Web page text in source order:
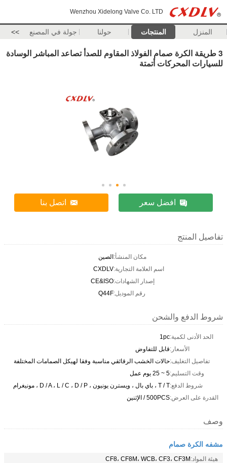
Wenzhou Xidelong Valve Co. LTD
المنزل المنتجات حولنا جولة في المصنع >>
3 طريقة الكرة صمام الفولاذ المقاوم للصدأ تصاعد المباشر الوسادة
للسيارات المحركات أتمتة
افضل سعر اتصل بنا
تفاصيل المنتج
مكان المنشأ:الصين
اسم العلامة التجارية:CXDLV
إصدار الشهادات:CE&ISO
رقم الموديل:Q44F
شروط الدفع والشحن
الحد الأدنى لكمية:1pc
الأسعار:قابل للتفاوض
تفاصيل التغليف:حالات الخشب الرقائقي مناسبة وفقا لهيكل الصمامات المختلفة
وقت التسليم:5 ~ 25 يوم عمل
شروط الدفع:T / T ، باي بال ، ويسترن يونيون ، D / A ، L / C ، D / P ، مونيغرام
القدرة على العرض:500PCS / الإثنين
وصف
مشفه الكرة صمام
هيئة المواد:CF8، CF8M، WCB، CF3، CF3M